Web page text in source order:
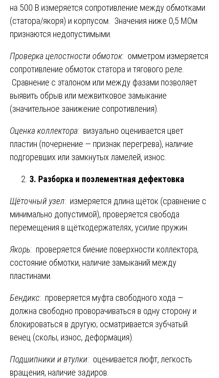
на 500 В измеряется сопротивление между обмотками
(статора/якоря) и корпусом. Значения ниже 0,5 МОм
признаются недопустимыми.
Проверка целостности обмоток: омметром измеряется
сопротивление обмоток статора и тягового реле.
Сравнение с эталоном или между фазами позволяет
выявить обрыв или межвитковое замыкание
(значительное занижение сопротивления).
Оценка коллектора: визуально оценивается цвет
пластин (почернение — признак перегрева), наличие
подгоревших или замкнутых ламелей, износ.
3. Разборка и поэлементная дефектовка
Щёточный узел: измеряется длина щёток (сравнение с
минимально допустимой), проверяется свобода
перемещения в щёткодержателях, усилие пружин.
Якорь: проверяется биение поверхности коллектора,
состояние обмотки, наличие замыканий между
пластинами.
Бендикс: проверяется муфта свободного хода —
должна свободно проворачиваться в одну сторону и
блокироваться в другую; осматривается зубчатый
венец (сколы, износ, деформация).
Подшипники и втулки: оценивается люфт, легкость
вращения, наличие задиров.